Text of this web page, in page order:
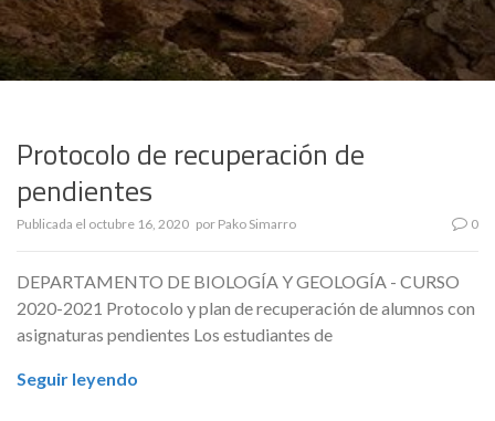
Protocolo de recuperación de
pendientes
Publicada el octubre 16, 2020 por Pako Simarro 0
DEPARTAMENTO DE BIOLOGÍA Y GEOLOGÍA - CURSO
2020-2021 Protocolo y plan de recuperación de alumnos con
asignaturas pendientes Los estudiantes de
Seguir leyendo